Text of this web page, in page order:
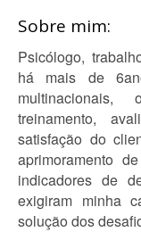
Sobre mim:
Psicólogo,
há mais de
treinamento,
satisfação do
aprimoramento
indicadores de
exigiram minha
solução dos